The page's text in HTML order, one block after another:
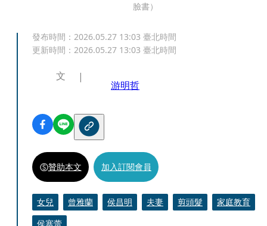
臉書）
發布時間： 2026.05.27 13:03 臺北時間
更新時間： 2026.05.27 13:03 臺北時間
文
游明哲
贊助本文 加入訂閱會員
女兒 曾雅蘭 侯昌明 夫妻 剪頭髮
家庭教育
侯塞蕾